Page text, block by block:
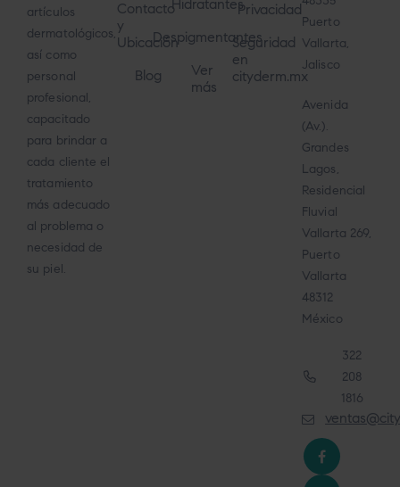
artículos
dermatológicos,
así como
personal
profesional,
capacitado
para brindar a
cada cliente el
tratamiento
más adecuado
al problema o
necesidad de
su piel.
Contacto
y
Ubicación
Blog
Hidratantes
Despigmentantes
Ver
más
Privacidad
Seguridad
en
cityderm.mx
Puerto
Vallarta,
Jalisco
Avenida
(Av.).
Grandes
Lagos,
Residencial
Fluvial
Vallarta 269,
Puerto
Vallarta
48312
México
322
208
1816